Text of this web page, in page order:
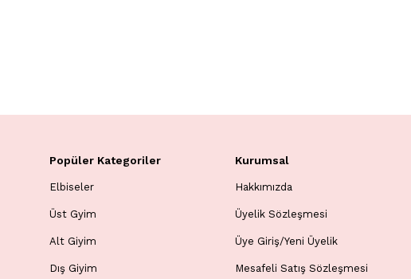
Popüler Kategoriler
Elbiseler
Üst Gyim
Alt Giyim
Dış Giyim
Kurumsal
Hakkımızda
Üyelik Sözleşmesi
Üye Giriş/Yeni Üyelik
Mesafeli Satış Sözleşmesi